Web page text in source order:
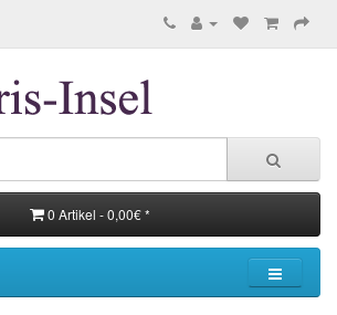
0 Artikel - 0,00€ *